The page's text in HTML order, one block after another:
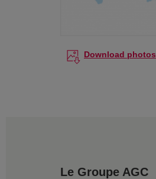
Download photos
Le Groupe AGC